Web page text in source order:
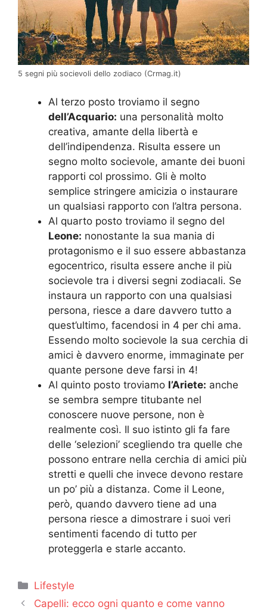
5 segni più socievoli dello zodiaco (Crmag.it)
Al terzo posto troviamo il segno
dell’Acquario: una personalità molto
creativa, amante della libertà e
dell’indipendenza. Risulta essere un
segno molto socievole, amante dei buoni
rapporti col prossimo. Gli è molto
semplice stringere amicizia o instaurare
un qualsiasi rapporto con l’altra persona.
Al quarto posto troviamo il segno del
Leone: nonostante la sua mania di
protagonismo e il suo essere abbastanza
egocentrico, risulta essere anche il più
socievole tra i diversi segni zodiacali. Se
instaura un rapporto con una qualsiasi
persona, riesce a dare davvero tutto a
quest’ultimo, facendosi in 4 per chi ama.
Essendo molto socievole la sua cerchia di
amici è davvero enorme, immaginate per
quante persone deve farsi in 4!
Al quinto posto troviamo l’Ariete: anche
se sembra sempre titubante nel
conoscere nuove persone, non è
realmente così. Il suo istinto gli fa fare
delle ‘selezioni’ scegliendo tra quelle che
possono entrare nella cerchia di amici più
stretti e quelli che invece devono restare
un po’ più a distanza. Come il Leone,
però, quando davvero tiene ad una
persona riesce a dimostrare i suoi veri
sentimenti facendo di tutto per
proteggerla e starle accanto.
Categorie
Lifestyle
Capelli: ecco ogni quanto e come vanno